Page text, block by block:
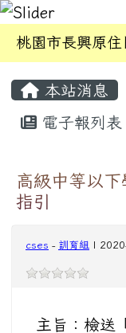
桃園市長興原
本站消息
電子報列表
高級中等以
指引
cses - 訓育組 |
主旨：檢送